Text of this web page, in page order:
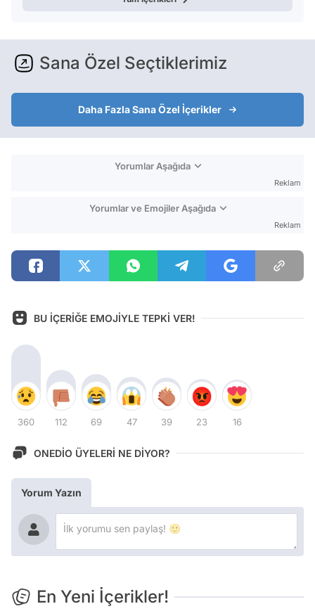
Sana Özel Seçtiklerimiz
Daha Fazla Sana Özel İçerikler
Yorumlar Aşağıda
Reklam
Yorumlar ve Emojiler Aşağıda
Reklam
BU İÇERİĞE EMOJİYLE TEPKİ VER!
360 112 69 47 39 23 16
ONEDİO ÜYELERİ NE DİYOR?
Yorum Yazın
En Yeni İçerikler!